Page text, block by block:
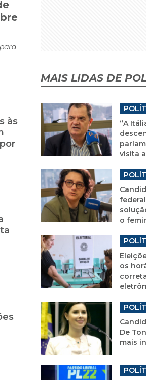
às
MAIS LIDAS DE
“A
visita
o
os
De
mais